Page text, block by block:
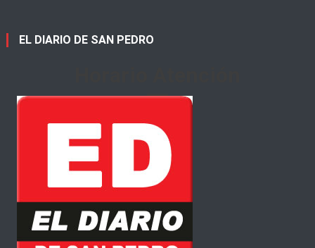
EL DIARIO DE SAN PEDRO